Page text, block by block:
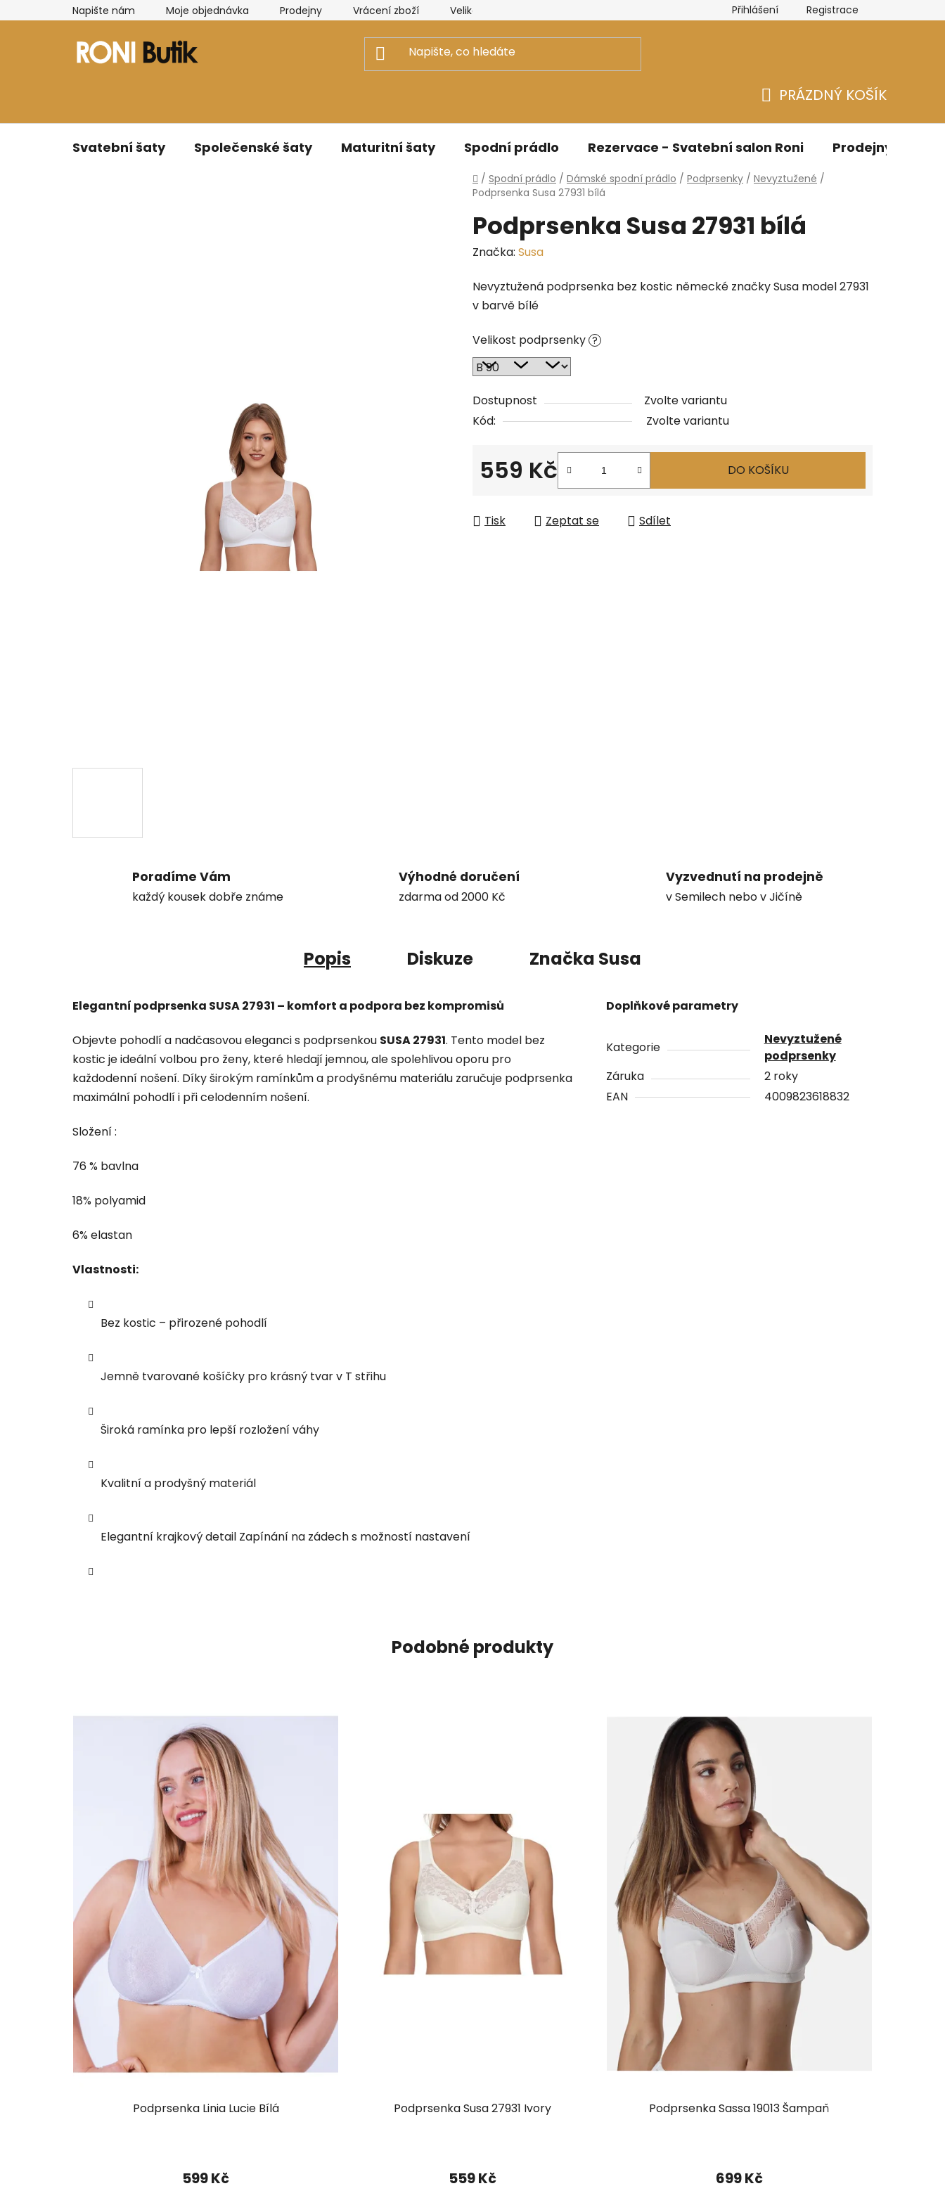
na
Napište nám Moje objednávka Prodejny Vrácení zboží Velikostní tabulky Elizabeth Collection Velikostní tabulky Bicotone Velikostní tabulky -
Přihlášení Registrace
KOŠÍK
PRÁZDNÝ KOŠÍK
Svatební šaty Společenské šaty Maturitní šaty Spodní prádlo Rezervace - Svatební salon Roni Prodejny
Domů
/ Spodní prádlo / Dámské spodní prádlo / Podprsenky / Nevyztužené /
Podprsenka Susa 27931 bílá
Podprsenka Susa 27931 bílá
Značka: Susa
Nevyztužená podprsenka bez kostic německé značky Susa model 27931
v barvě bílé
Velikost podprsenky ?
Dostupnost
Zvolte variantu
Kód:
Zvolte variantu
559 Kč DO KOŠÍKU
Tisk Zeptat se Sdílet
Poradíme Vám
každý kousek dobře známe
Výhodné doručení
zdarma od 2000 Kč
Vyzvednutí na prodejně
v Semilech nebo v Jičíně
Popis Diskuze Značka Susa
Elegantní podprsenka SUSA 27931 – komfort a podpora bez kompromisů
Objevte pohodlí a nadčasovou eleganci s podprsenkou SUSA 27931. Tento model bez
kostic je ideální volbou pro ženy, které hledají jemnou, ale spolehlivou oporu pro
každodenní nošení. Díky širokým ramínkům a prodyšnému materiálu zaručuje podprsenka
maximální pohodlí i při celodenním nošení.
Složení :
76 % bavlna
18% polyamid
6% elastan
Vlastnosti:
Bez kostic – přirozené pohodlí
Jemně tvarované košíčky pro krásný tvar v T střihu
Široká ramínka pro lepší rozložení váhy
Kvalitní a prodyšný materiál
Elegantní krajkový detail Zapínání na zádech s možností nastavení
Doplňkové parametry
Kategorie
Nevyztužené
podprsenky
Záruka
2 roky
EAN
4009823618832
Podobné produkty
Podprsenka Linia Lucie Bílá
599 Kč
Podprsenka Susa 27931 Ivory
559 Kč
Podprsenka Sassa 19013 Šampaň
699 Kč